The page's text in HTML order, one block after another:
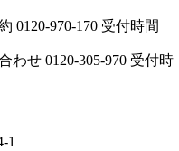
0120-970-170 受付時間
わせ 0120-305-970 受付時
1